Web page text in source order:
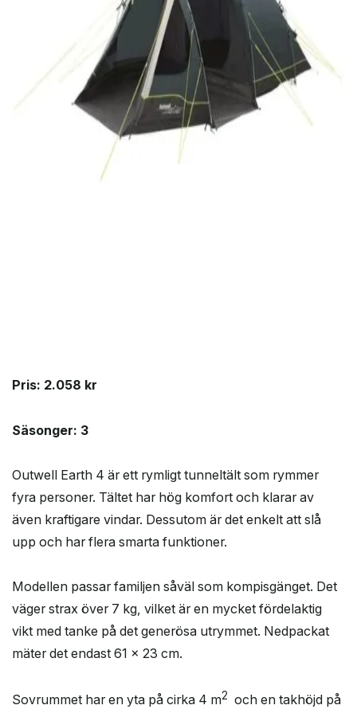
Pris: 2.058 kr
Säsonger: 3
Outwell Earth 4 är ett rymligt tunneltält som rymmer
fyra personer. Tältet har hög komfort och klarar av
även kraftigare vindar. Dessutom är det enkelt att slå
upp och har flera smarta funktioner.
Modellen passar familjen såväl som kompisgänget. Det
väger strax över 7 kg, vilket är en mycket fördelaktig
vikt med tanke på det generösa utrymmet. Nedpackat
mäter det endast 61 x 23 cm.
Sovrummet har en yta på cirka 4 m2 och en takhöjd på